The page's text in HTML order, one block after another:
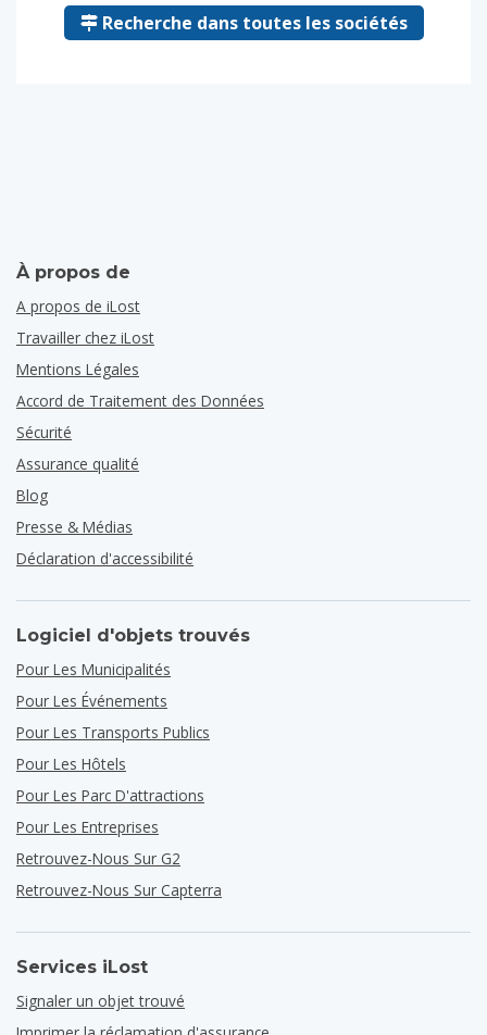
Recherche dans toutes les sociétés
À propos de
A propos de iLost
Travailler chez iLost
Mentions Légales
Accord de Traitement des Données
Sécurité
Assurance qualité
Blog
Presse & Médias
Déclaration d'accessibilité
Logiciel d'objets trouvés
Pour Les Municipalités
Pour Les Événements
Pour Les Transports Publics
Pour Les Hôtels
Pour Les Parc D'attractions
Pour Les Entreprises
Retrouvez-Nous Sur G2
Retrouvez-Nous Sur Capterra
Services iLost
Signaler un objet trouvé